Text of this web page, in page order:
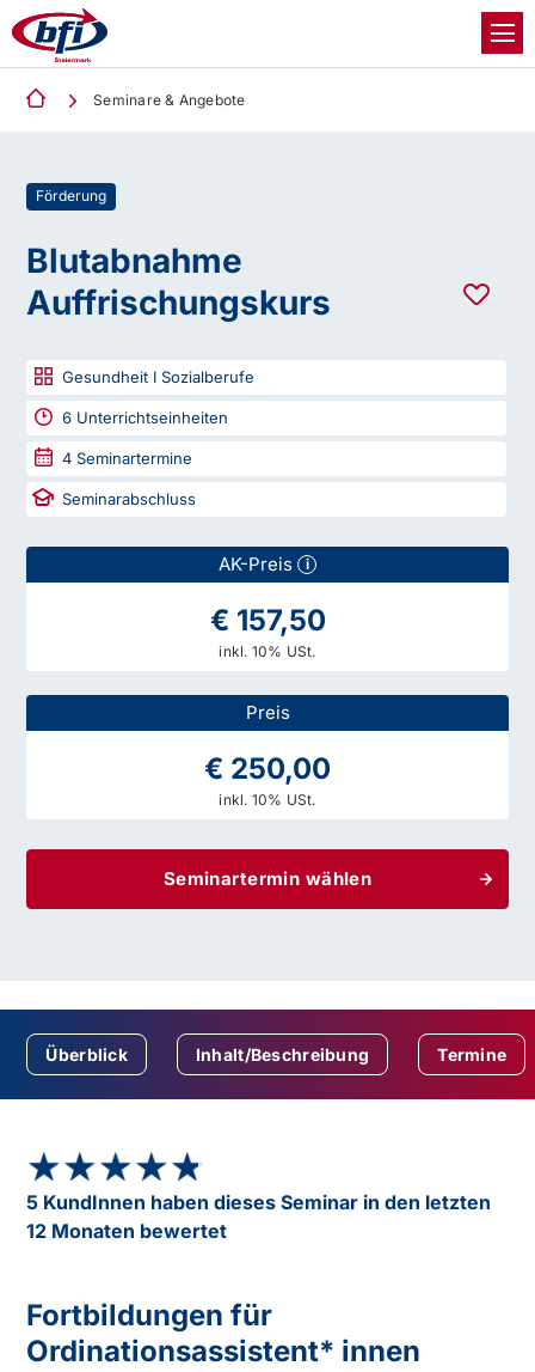
Seminare & Angebote
Förderung
Blutabnahme
Auffrischungskurs
Gesundheit I Sozialberufe
6 Unterrichtseinheiten
4 Seminartermine
Seminarabschluss
AK-Preis i
€ 157,50
inkl. 10% USt.
Preis
€ 250,00
inkl. 10% USt.
Seminartermin wählen
Überblick Inhalt/Beschreibung Termine
★★★★★
★★★★★
5 KundInnen haben dieses Seminar in den letzten
12 Monaten bewertet
Fortbildungen für
Ordinationsassistent* innen